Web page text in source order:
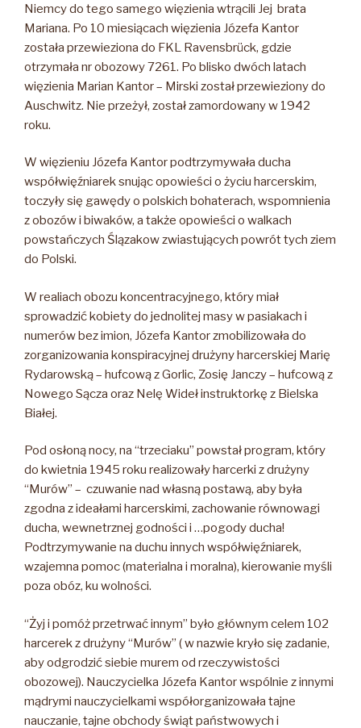
Niemcy do tego samego więzienia wtrącili Jej brata
Mariana. Po 10 miesiącach więzienia Józefa Kantor
została przewieziona do FKL Ravensbrück, gdzie
otrzymała nr obozowy 7261. Po blisko dwóch latach
więzienia Marian Kantor – Mirski został przewieziony do
Auschwitz. Nie przeżył, został zamordowany w 1942
roku.
W więzieniu Józefa Kantor podtrzymywała ducha
współwięźniarek snując opowieści o życiu harcerskim,
toczyły się gawędy o polskich bohaterach, wspomnienia
z obozów i biwaków, a także opowieści o walkach
powstańczych Ślązakow zwiastujących powrót tych ziem
do Polski.
W realiach obozu koncentracyjnego, który miał
sprowadzić kobiety do jednolitej masy w pasiakach i
numerów bez imion, Józefa Kantor zmobilizowała do
zorganizowania konspiracyjnej drużyny harcerskiej Marię
Rydarowską – hufcową z Gorlic, Zosię Janczy – hufcową z
Nowego Sącza oraz Nelę Wideł instruktorkę z Bielska
Białej.
Pod osłoną nocy, na “trzeciaku” powstał program, który
do kwietnia 1945 roku realizowały harcerki z drużyny
“Murów” – czuwanie nad własną postawą, aby była
zgodna z ideałami harcerskimi, zachowanie równowagi
ducha, wewnetrznej godności i …pogody ducha!
Podtrzymywanie na duchu innych współwięźniarek,
wzajemna pomoc (materialna i moralna), kierowanie myśli
poza obóz, ku wolności.
“Żyj i pomóż przetrwać innym” było głównym celem 102
harcerek z drużyny “Murów” ( w nazwie kryło się zadanie,
aby odgrodzić siebie murem od rzeczywistości
obozowej). Nauczycielka Józefa Kantor wspólnie z innymi
mądrymi nauczycielkami współorganizowała tajne
nauczanie, tajne obchody świąt państwowych i